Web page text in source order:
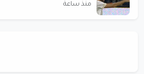
منذ ساعة